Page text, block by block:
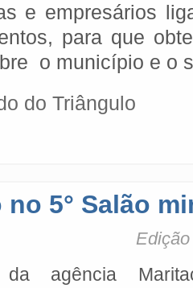
e empresários
para que
o município e o
do Triângulo
no 5° Salão
agência